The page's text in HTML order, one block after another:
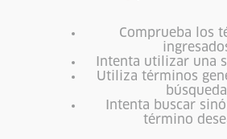
Comprueba los
Intenta utilizar una
Utiliza términos
búsqueda
Intenta buscar
término